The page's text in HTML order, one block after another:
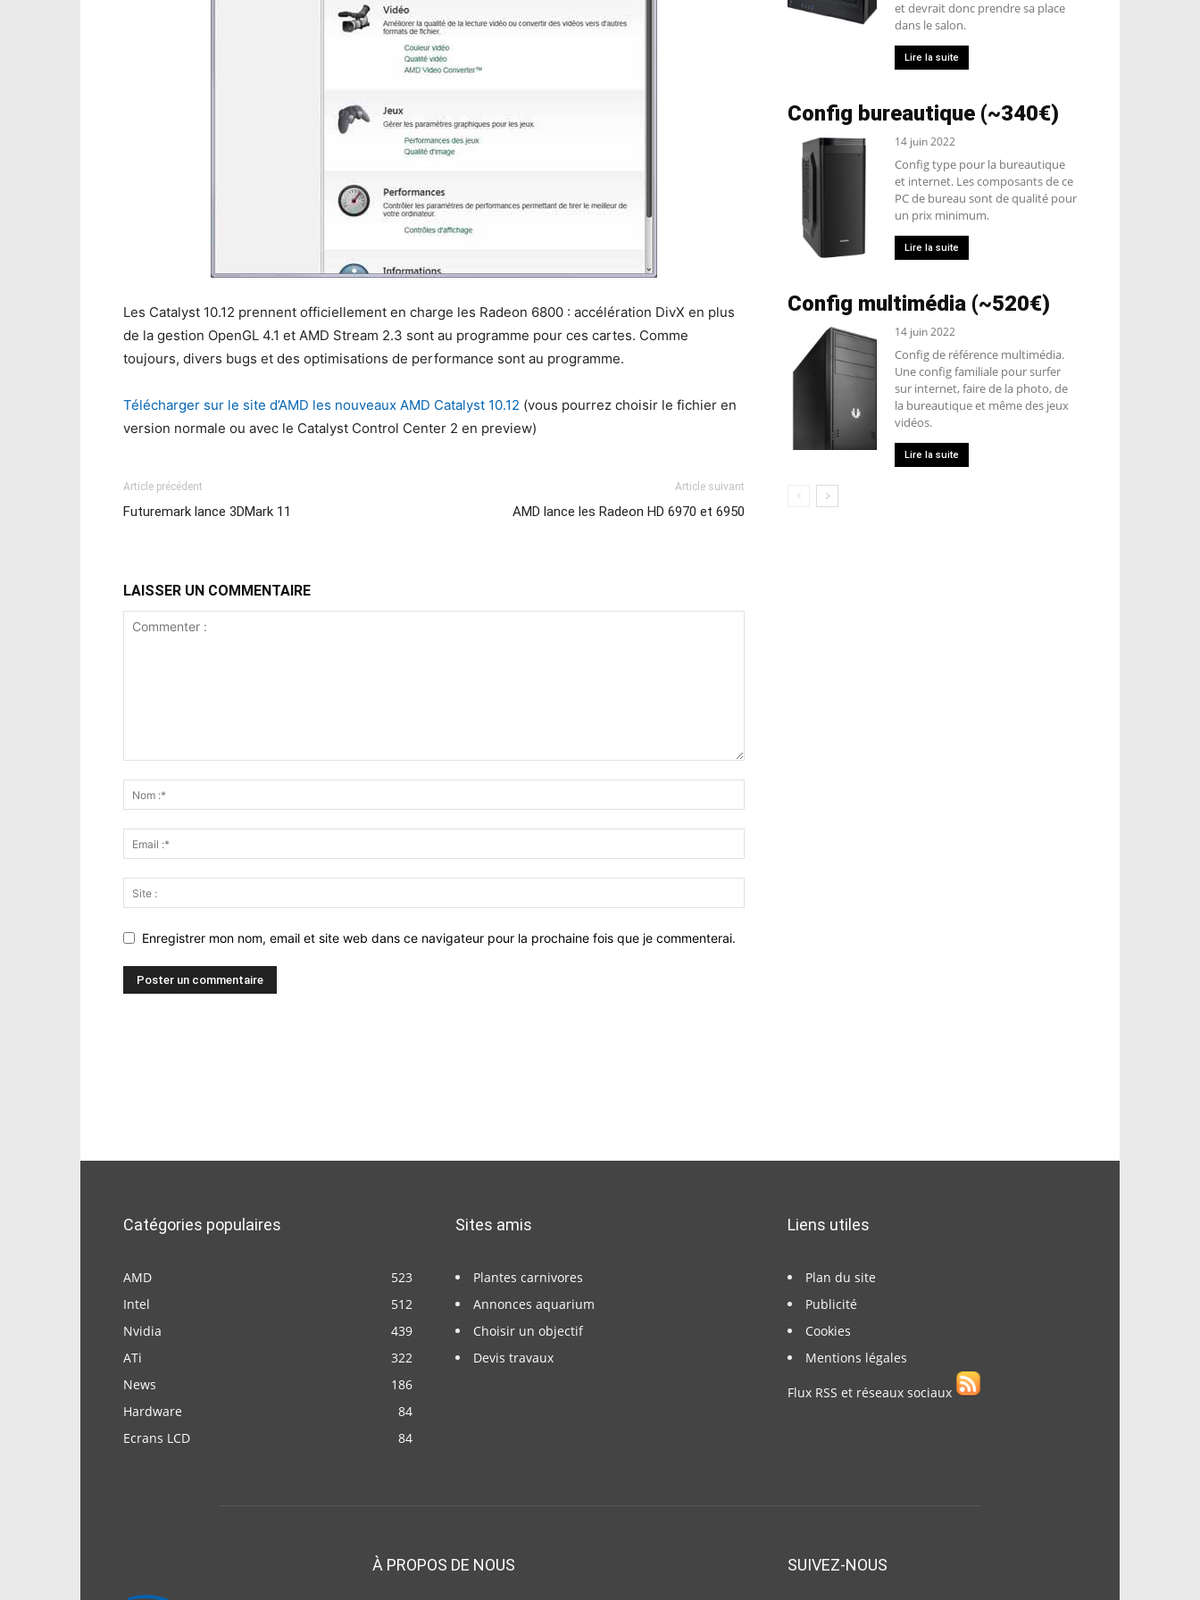
Les Catalyst 10.12 prennent officiellement en charge les Radeon 6800 : accélération DivX en plus
de la gestion OpenGL 4.1 et AMD Stream 2.3 sont au programme pour ces cartes. Comme
toujours, divers bugs et des optimisations de performance sont au programme.
Télécharger sur le site d’AMD les nouveaux AMD Catalyst 10.12 (vous pourrez choisir le fichier en
version normale ou avec le Catalyst Control Center 2 en preview)
Article précédent
Futuremark lance 3DMark 11
Article suivant
AMD lance les Radeon HD 6970 et 6950
LAISSER UN COMMENTAIRE
Enregistrer mon nom, email et site web dans ce navigateur pour la prochaine fois que je commenterai.
et devrait donc prendre sa place
dans le salon.
Lire la suite
Config bureautique (~340€)
14 juin 2022
Config type pour la bureautique
et internet. Les composants de ce
PC de bureau sont de qualité pour
un prix minimum.
Lire la suite
Config multimédia (~520€)
14 juin 2022
Config de référence multimédia.
Une config familiale pour surfer
sur internet, faire de la photo, de
la bureautique et même des jeux
vidéos.
Lire la suite
Catégories populaires
AMD
523
Intel
512
Nvidia
439
ATi
322
News
186
Hardware
84
Ecrans LCD
84
Sites amis
Plantes carnivores
Annonces aquarium
Choisir un objectif
Devis travaux
Liens utiles
Plan du site
Publicité
Cookies
Mentions légales
Flux RSS et réseaux sociaux
À PROPOS DE NOUS SUIVEZ-NOUS